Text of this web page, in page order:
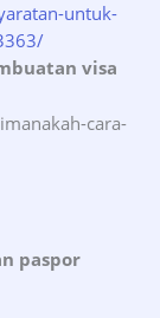
untuk-
visa
cara-
paspor